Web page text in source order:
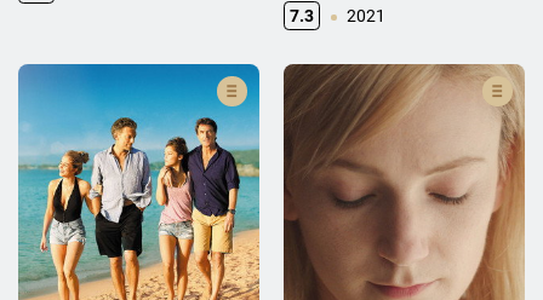
7.3 2021